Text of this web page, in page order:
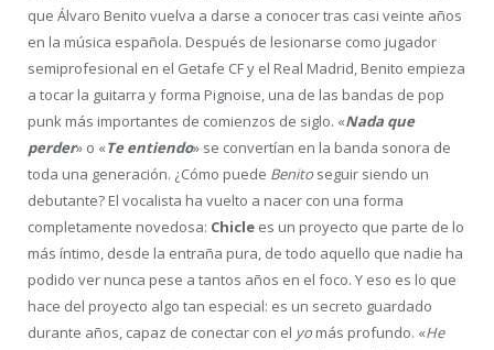
que Álvaro Benito vuelva a darse a conocer tras casi veinte años
en la música española. Después de lesionarse como jugador
semiprofesional en el Getafe CF y el Real Madrid, Benito empieza
a tocar la guitarra y forma Pignoise, una de las bandas de pop
punk más importantes de comienzos de siglo. «Nada que
perder» o «Te entiendo» se convertían en la banda sonora de
toda una generación. ¿Cómo puede Benito seguir siendo un
debutante? El vocalista ha vuelto a nacer con una forma
completamente novedosa: Chicle es un proyecto que parte de lo
más íntimo, desde la entraña pura, de todo aquello que nadie ha
podido ver nunca pese a tantos años en el foco. Y eso es lo que
hace del proyecto algo tan especial: es un secreto guardado
durante años, capaz de conectar con el yo más profundo. «He